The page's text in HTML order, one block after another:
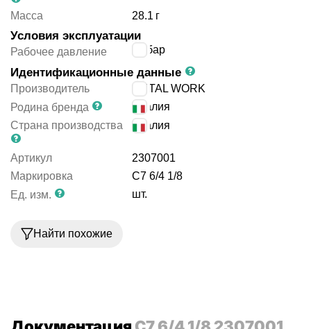
Масса 28.1 г
Условия эксплуатации
Рабочее давление бар
Идентификационные данные
Производитель
METAL WORK
Родина бренда
Италия
Страна производства
Италия
Артикул
2307001
Маркировка
C7 6/4 1/8
Ед. изм.
шт.
Найти похожие